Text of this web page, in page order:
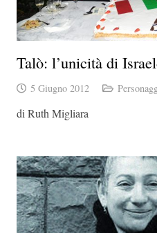
Talò: l’unicità di
5 Giugno 2012
di Ruth Migliara